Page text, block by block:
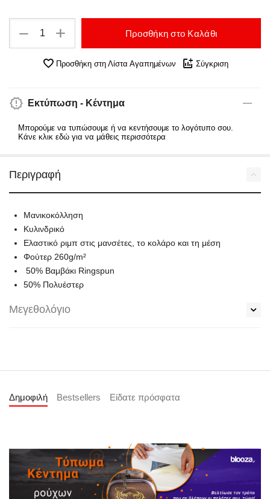
+
− Προσθήκη στο Καλάθι
Προσθήκη στη Λίστα Αγαπημένων Σύγκριση
Εκτύπωση - Κέντημα
Μπορούμε να τυπώσουμε ή να κεντήσουμε το λογότυπο σου.
Κάνε κλικ εδώ για να μάθεις περισσότερα
Περιγραφή
Μανικοκόλληση
Κυλινδρικό
Ελαστικό ριμπ στις μανσέτες, το κολάρο και τη μέση
Φούτερ 260g/m²
50% Bαμβάκι Ringspun
50% Πολυέστερ
Μεγεθολόγιο
Δημοφιλή Bestsellers Είδατε πρόσφατα